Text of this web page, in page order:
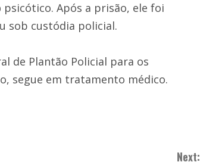
Após a prisão, ele foi
sob custódia policial.
de Plantão Policial para os
segue em tratamento médico.
Next: